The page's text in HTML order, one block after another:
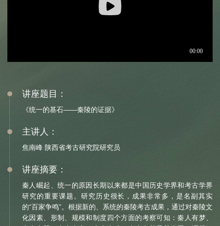
信息公开
讲座题目：
《统一的基石——秦陵的证据》
主讲人：
焦南峰 陕西省考古研究院研究员
讲座摘要：
秦人崛起、统一的原因长期以来都是中国历史学界和考古学界
研究的重要课题。研究历史很长，成果非常多，是名副其实
的“百家争鸣”。根据新的、系统的秦陵考古成果，通过对秦陵文
化因素、形制、规模和制度四个方面的考察可知：秦人有梦、